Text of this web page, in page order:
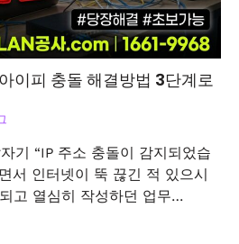
이피 충돌 해결방법 3단계로
기 “IP 주소 충돌이 감지되었습
서 인터넷이 뚝 끊긴 적 있으시
고 열심히 작성하던 업무…